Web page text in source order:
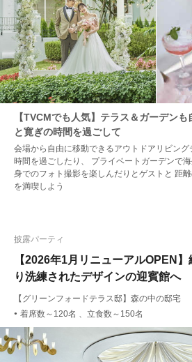
【TVCMでも人気】テラス＆ガーデン
と寛ぎの時間を過ごして
会場から自由に移動できるアウトドアリビン
時間を過ごしたり、 プライベートガーデンで
身でのフォト撮影を楽しんだりとゲストと 距
を満喫しよう
【2026年1月リニューアルOPEN
り洗練されたデザインの迎賓館へ
披露パーティ
【グリーンフォードテラス邸】森の中の邸宅
● 着席数～120名 、立食数～150名